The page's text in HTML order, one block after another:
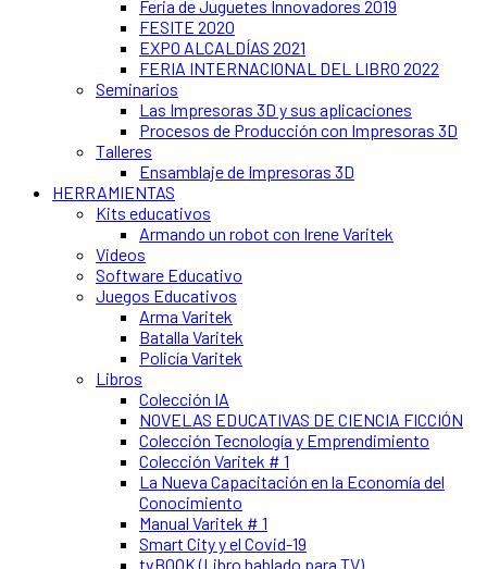
Feria de Juguetes Innovadores 2019
FESITE 2020
EXPO ALCALDÍAS 2021
FERIA INTERNACIONAL DEL LIBRO 2022
Seminarios
Las Impresoras 3D y sus aplicaciones
Procesos de Producción con Impresoras 3D
Talleres
Ensamblaje de Impresoras 3D
HERRAMIENTAS
Kits educativos
Armando un robot con Irene Varitek
Videos
Software Educativo
Juegos Educativos
Arma Varitek
Batalla Varitek
Policía Varitek
Libros
Colección IA
NOVELAS EDUCATIVAS DE CIENCIA FICCIÓN
Colección Tecnología y Emprendimiento
Colección Varitek # 1
La Nueva Capacitación en la Economía del
Conocimiento
Manual Varitek # 1
Smart City y el Covid-19
tvBOOK (Libro hablado para TV)